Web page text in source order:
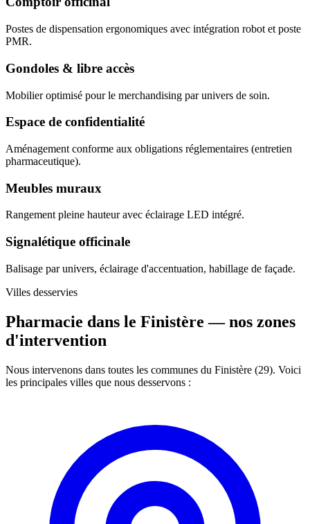
Postes de dispensation ergonomiques avec intégration robot et poste
PMR.
Gondoles & libre accès
Mobilier optimisé pour le merchandising par univers de soin.
Espace de confidentialité
Aménagement conforme aux obligations réglementaires (entretien
pharmaceutique).
Meubles muraux
Rangement pleine hauteur avec éclairage LED intégré.
Signalétique officinale
Balisage par univers, éclairage d'accentuation, habillage de façade.
Villes desservies
Pharmacie dans le Finistère —nos zones
d'intervention
Nous intervenons dans toutes les communes du Finistère (29). Voici
les principales villes que nous desservons :